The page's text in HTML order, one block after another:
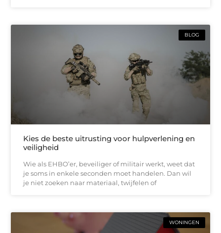
BLOG
Kies de beste uitrusting voor hulpverlening en
veiligheid
Wie als EHBO’er, beveiliger of militair werkt, weet dat
je soms in enkele seconden moet handelen. Dan wil
je niet zoeken naar materiaal, twijfelen of
WONINGEN